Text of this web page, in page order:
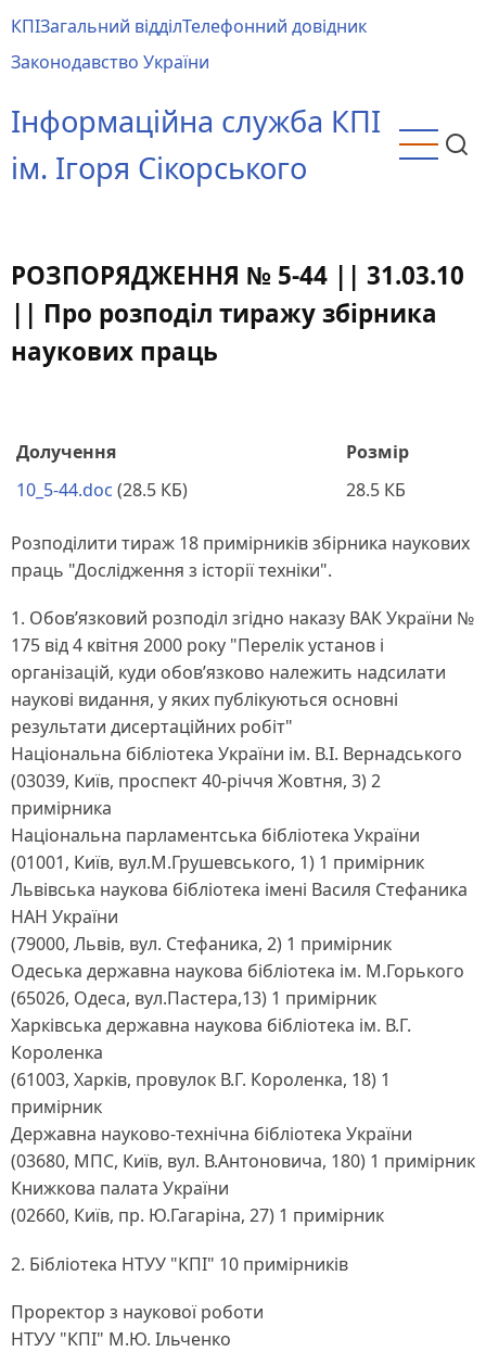
до
основного
КПІЗагальний відділТелефонний довідник
Законодавство України
Інформаційна служба КПІ
ім. Ігоря Сікорського
РОЗПОРЯДЖЕННЯ № 5-44 || 31.03.10
|| Про розподіл тиражу збірника
наукових праць
Долучення
Розмір
10_5-44.doc (28.5 КБ) 28.5 КБ
Розподілити тираж 18 примірників збірника наукових
праць "Дослідження з історії техніки".
1. Обов’язковий розподіл згідно наказу ВАК України №
175 від 4 квітня 2000 року "Перелік установ і
організацій, куди обов’язково належить надсилати
наукові видання, у яких публікуються основні
результати дисертаційних робіт"
Національна бібліотека України ім. В.І. Вернадського
(03039, Київ, проспект 40-річчя Жовтня, 3) 2
примірника
Національна парламентська бібліотека України
(01001, Київ, вул.М.Грушевського, 1) 1 примірник
Львівська наукова бібліотека імені Василя Стефаника
НАН України
(79000, Львів, вул. Стефаника, 2) 1 примірник
Одеська державна наукова бібліотека ім. М.Горького
(65026, Одеса, вул.Пастера,13) 1 примірник
Харківська державна наукова бібліотека ім. В.Г.
Короленка
(61003, Харків, провулок В.Г. Короленка, 18) 1
примірник
Державна науково-технічна бібліотека України
(03680, МПС, Київ, вул. В.Антоновича, 180) 1 примірник
Книжкова палата України
(02660, Київ, пр. Ю.Гагаріна, 27) 1 примірник
2. Бібліотека НТУУ "КПІ" 10 примірників
Проректор з наукової роботи
НТУУ "КПІ" М.Ю. Ільченко